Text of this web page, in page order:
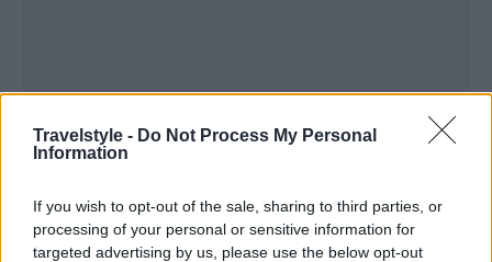
Travelstyle - Do Not Process My Personal
Information
If you wish to opt-out of the sale, sharing to third parties, or
processing of your personal or sensitive information for
targeted advertising by us, please use the below opt-out